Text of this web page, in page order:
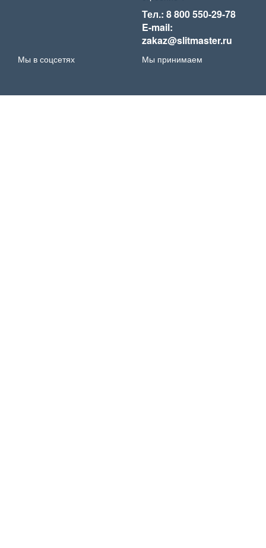
Тел.: 8 800 550-29-78
E-mail:
zakaz@slitmaster.ru
Мы в соцсетях Мы принимаем